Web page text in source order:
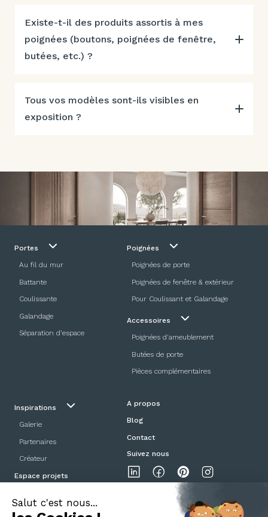
Existe-t-il des produits assortis à mes
poignées (boutons, poignées de fenêtre,
butées, etc.) ?
Tous vos modèles sont-ils visibles en
exposition ?
Portes
Au fil du mur
Battante
Coulissante
Galandage
Séparation d’espace
Poignées
Poignées de porte
Poignées de fenêtre & extérieur
Pour Coulissant et Galandage
Accessoires
Poignées d'ameublement
Butées de porte
Pièces complémentaires
Inspirations
Galerie
Partenaires
Créateur
Espace projets
A propos
Blog
Contact
Suivez nous